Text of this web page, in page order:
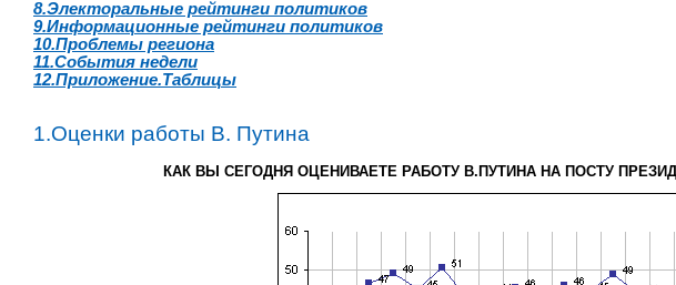
8.Электоральные рейтинги политиков
9.Информационные рейтинги политиков
10.Проблемы региона
11.События недели
12.Приложение.Таблицы
1.Оценки работы В. Путина
КАК ВЫ СЕГОДНЯ ОЦЕНИВАЕТЕ РАБОТУ В.ПУТИНА НА ПОСТУ